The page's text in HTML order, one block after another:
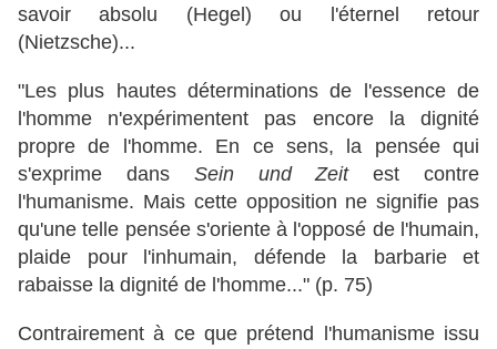
savoir absolu (Hegel) ou l'éternel retour
(Nietzsche)...
"Les plus hautes déterminations de l'essence de
l'homme n'expérimentent pas encore la dignité
propre de l'homme. En ce sens, la pensée qui
s'exprime dans Sein und Zeitest contre
l'humanisme. Mais cette opposition ne signifie pas
qu'une telle pensée s'oriente à l'opposé de l'humain,
plaide pour l'inhumain, défende la barbarie et
rabaisse la dignité de l'homme..." (p. 75)
Contrairement à ce que prétend l'humanisme issu